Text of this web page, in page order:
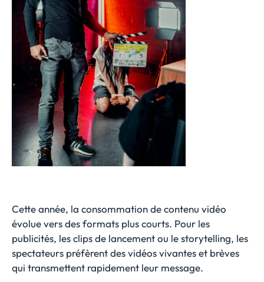
Cette année, la consommation de contenu vidéo
évolue vers des formats plus courts. Pour les
publicités, les clips de lancement ou le storytelling, les
spectateurs préfèrent des vidéos vivantes et brèves
qui transmettent rapidement leur message.